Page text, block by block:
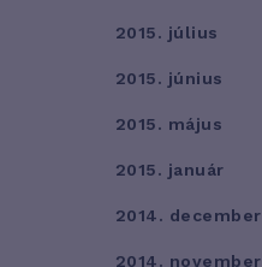
2015. július
2015. június
2015. május
2015. január
2014. december
2014. november